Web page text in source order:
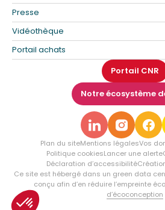
Presse
Vidéothèque
Portail achats
Portail CNR
Notre écosystème
Plan du siteMentions légalesVos
Politique cookiesLancer une alerte
Déclaration d’accessibilité
Ce site est hébergé dans un green data
conçu afin d’en réduire l’empreinte
d’écoconception